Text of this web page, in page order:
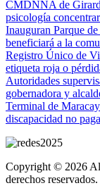
CMDNNA de
psicología
Inauguran Parque
beneficiará a la
Registro Único de
etiqueta roja o
Autoridades
gobernadora y
Terminal de
discapacidad no
Copyright © 2026
derechos reservados.